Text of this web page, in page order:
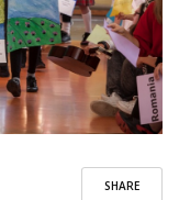
SHARE